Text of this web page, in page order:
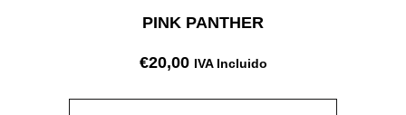
PINK PANTHER
€20,00 IVA Incluido